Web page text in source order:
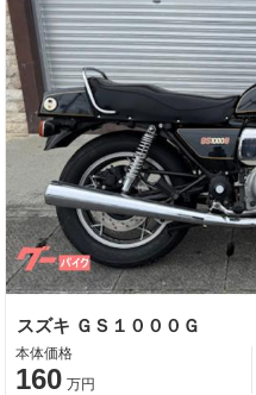
スズキ ＧＳ１０００Ｇ
本体価格
160 万円